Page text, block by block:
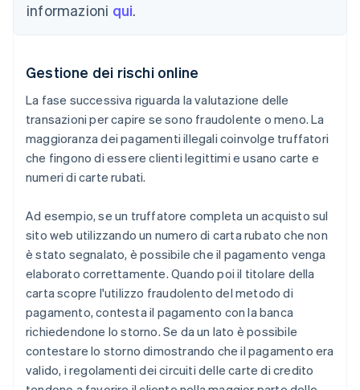
informazioni qui.
Gestione dei rischi online
La fase successiva riguarda la valutazione delle
transazioni per capire se sono fraudolente o meno. La
maggioranza dei pagamenti illegali coinvolge truffatori
che fingono di essere clienti legittimi e usano carte e
numeri di carte rubati.
Ad esempio, se un truffatore completa un acquisto sul
sito web utilizzando un numero di carta rubato che non
è stato segnalato, è possibile che il pagamento venga
elaborato correttamente. Quando poi il titolare della
carta scopre l'utilizzo fraudolento del metodo di
pagamento, contesta il pagamento con la banca
richiedendone lo storno. Se da un lato è possibile
contestare lo storno dimostrando che il pagamento era
valido, i regolamenti dei circuiti delle carte di credito